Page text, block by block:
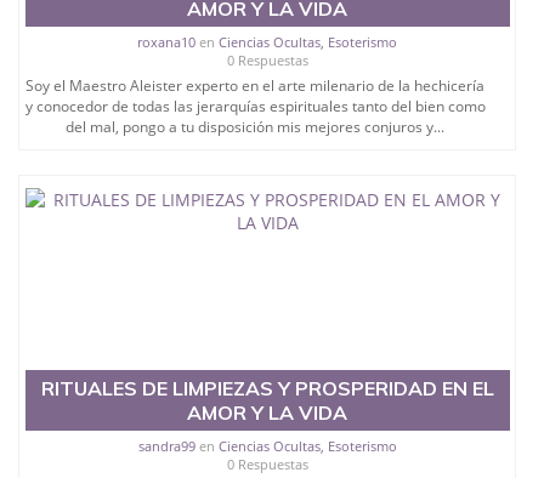
AMOR Y LA VIDA
roxana10 enCiencias Ocultas, Esoterismo
0 Respuestas
Soy el Maestro Aleister experto en el arte milenario de la hechicería
y conocedor de todas las jerarquías espirituales tanto del bien como
del mal, pongo a tu disposición mis mejores conjuros y...
RITUALES DE LIMPIEZAS Y PROSPERIDAD EN EL
AMOR Y LA VIDA
sandra99en Ciencias Ocultas, Esoterismo
0 Respuestas